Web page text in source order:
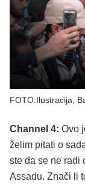
FOTO:Ilustracija,
Channel 4: Ovo
želim pitati o
ste da se ne radi
Assadu. Znači li